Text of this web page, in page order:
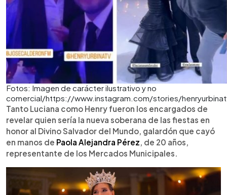
Fotos: Imagen de carácter ilustrativo y no
comercial/https://www.instagram.com/stories/
Tanto Luciana como Henry fueron los encargados de
revelar quien sería la nueva soberana de las fiestas en
honor al Divino Salvador del Mundo, galardón que cayó
en manos de Paola Alejandra Pérez, de 20 años,
representante de los Mercados Municipales.